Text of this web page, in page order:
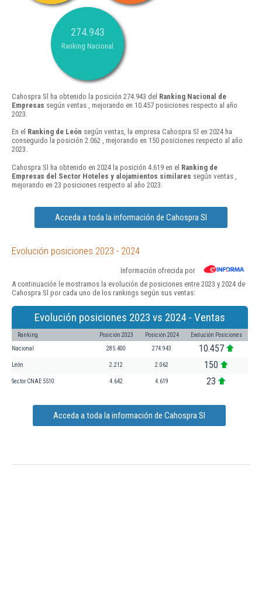
274.943
Ranking Nacional
Cahospra Sl ha obtenido la posición 274.943 del Ranking Nacional de
Empresas según ventas , mejorando en 10.457 posiciones respecto al año
2023.
En el Ranking de León según ventas, la empresa Cahospra Sl en 2024 ha
conseguido la posición 2.062 , mejorando en 150 posiciones respecto al año
2023.
Cahospra Sl ha obtenido en 2024 la posición 4.619 en el Ranking de
Empresas del Sector Hoteles y alojamientos similares según ventas ,
mejorando en 23 posiciones respecto al año 2023.
Acceda a toda la información de Cahospra Sl
Evolución posiciones 2023 - 2024
Información ofrecida por
A continuación le mostramos la evolución de posiciones entre 2023 y 2024 de
Cahospra Sl por cada uno de los rankings según sus ventas:
Evolución posiciones 2023 vs 2024 - Ventas
Ranking Posición 2023 Posición 2024 Evolución Posiciones
Nacional 285.400 274.943 10.457
León 2.212 2.062 150
Sector CNAE 5510 4.642 4.619 23
Acceda a toda la información de Cahospra Sl